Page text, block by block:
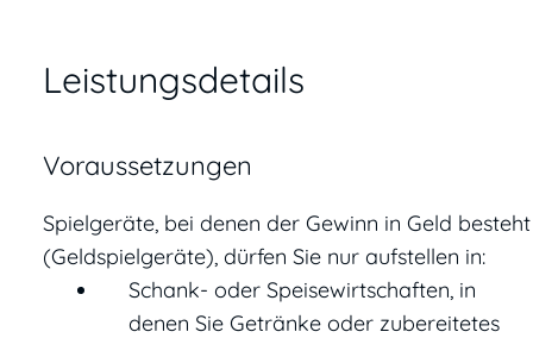
Leistungsdetails
Voraussetzungen
Spielgeräte, bei denen der Gewinn in Geld besteht
(Geldspielgeräte), dürfen Sie nur aufstellen in:
Schank- oder Speisewirtschaften, in
denen Sie Getränke oder zubereitetes